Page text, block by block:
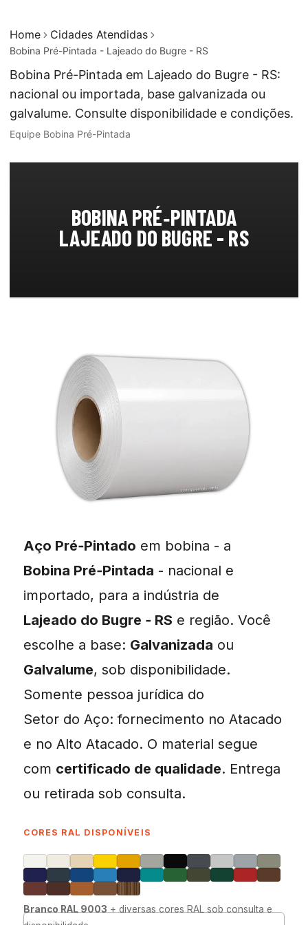
Home Cidades Atendidas
Bobina Pré-Pintada - Lajeado do Bugre - RS
Bobina Pré-Pintada em Lajeado do Bugre - RS:
nacional ou importada, base galvanizada ou
galvalume. Consulte disponibilidade e condições.
Equipe Bobina Pré-Pintada
BOBINA PRÉ‑PINTADA
LAJEADO DO BUGRE - RS
Aço Pré‑Pintado em bobina - a
Bobina Pré‑Pintada - nacional e
importado, para a indústria de
Lajeado do Bugre ‑ RS e região. Você
escolhe a base: Galvanizada ou
Galvalume, sob disponibilidade.
Somente pessoa jurídica do
Setor do Aço: fornecimento no Atacado
e no Alto Atacado. O material segue
com certificado de qualidade. Entrega
ou retirada sob consulta.
CORES RAL DISPONÍVEIS
Branco RAL 9003 + diversas cores RAL sob consulta e